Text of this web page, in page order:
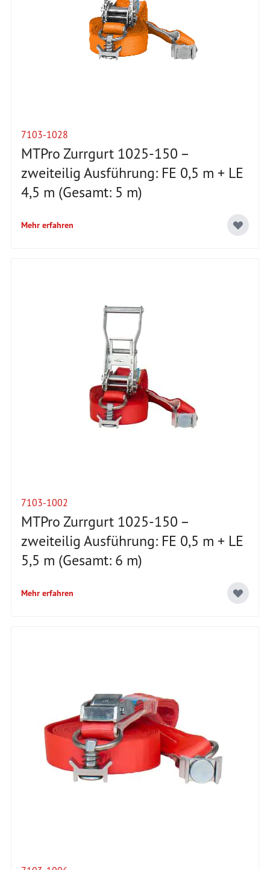
7103-1028
MTPro Zurrgurt 1025-150 –
zweiteilig Ausführung: FE 0,5 m + LE
4,5 m (Gesamt: 5 m)
Mehr erfahren
7103-1002
MTPro Zurrgurt 1025-150 –
zweiteilig Ausführung: FE 0,5 m + LE
5,5 m (Gesamt: 6 m)
Mehr erfahren